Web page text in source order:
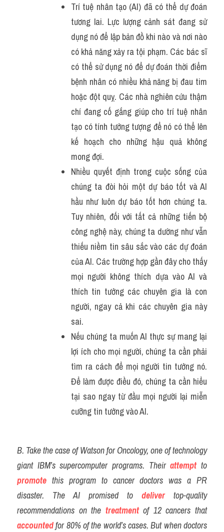
Trí tuệ nhân tạo (AI) đã có thể dự đoán
tương lai. Lực lượng cảnh sát đang sử
dụng nó để lập bản đồ khi nào và nơi nào
có khả năng xảy ra tội phạm. Các bác sĩ
có thể sử dụng nó để dự đoán thời điểm
bệnh nhân có nhiều khả năng bị đau tim
hoặc đột quỵ. Các nhà nghiên cứu thậm
chí đang cố gắng giúp cho trí tuệ nhân
tạo có tính tưởng tượng để nó có thể lên
kế hoạch cho những hậu quả không
mong đợi.
Nhiều quyết định trong cuộc sống của
chúng ta đòi hỏi một dự báo tốt và AI
hầu như luôn dự báo tốt hơn chúng ta.
Tuy nhiên, đối với tất cả những tiến bộ
công nghệ này, chúng ta dường như vẫn
thiếu niềm tin sâu sắc vào các dự đoán
của AI. Các trường hợp gần đây cho thấy
mọi người không thích dựa vào AI và
thích tin tưởng các chuyên gia là con
người, ngay cả khi các chuyên gia này
sai.
Nếu chúng ta muốn AI thực sự mang lại
lợi ích cho mọi người, chúng ta cần phải
tìm ra cách để mọi người tin tưởng nó.
Để làm được điều đó, chúng ta cần hiểu
tại sao ngay từ đầu mọi người lại miễn
cưỡng tin tưởng vào AI.
B. Take the case of Watson for Oncology, one of technology
giant IBM’s supercomputer programs. Their attempt
promote this program to cancer doctors was a PR
disaster. The AI promised to deliver top-quality
recommendations on the treatment
of 12 cancers that
accounted for 80% of the world’s cases. But when doctors